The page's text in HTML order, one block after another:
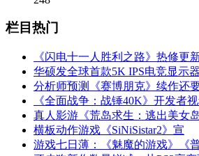
栏目热门
《闪电十一人胜利之路》热修更
华硕发全球首款5K IPS电竞显示
分析师预测《赛博朋克》续作还
《全面战争：战锤40K》开发者
真人影游《荒岛求生：逃出美女
横板动作游戏《SiNiSistar2》宣
游戏七日薄：《魅魔的游戏》《